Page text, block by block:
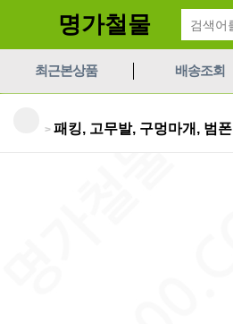
명가철물
최근본상품 배송조회
> 패킹, 고무발, 구멍마개, 범폰